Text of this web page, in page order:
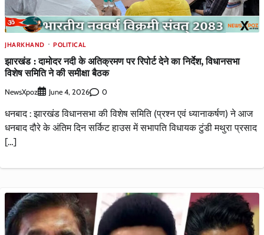
JHARKHAND POLITICAL
झारखंड : दामोदर नदी के अतिक्रमण पर रिपोर्ट देने का निर्देश, विधानसभा
विशेष समिति ने की समीक्षा बैठक
NewsXpoz June 4, 2026 0
धनबाद : झारखंड विधानसभा की विशेष समिति (प्रश्न एवं ध्यानाकर्षण) ने आज
धनबाद दौरे के अंतिम दिन सर्किट हाउस में सभापति विधायक टुंडी मथुरा प्रसाद
[…]